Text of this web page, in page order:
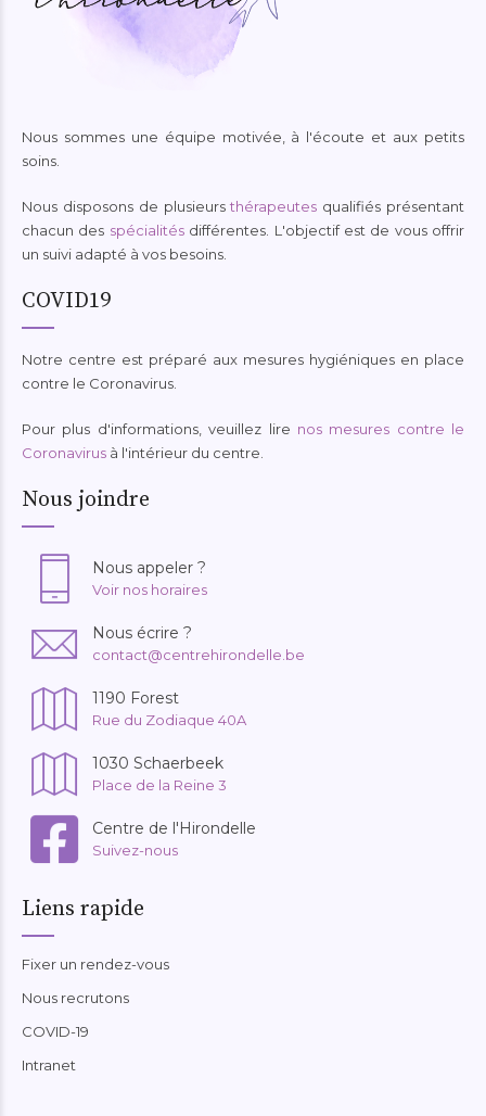
Nous sommes une équipe motivée, à l'écoute et aux petits
soins.
Nous disposons de plusieursthérapeutes qualifiés présentant
chacun des spécialitésdifférentes. L'objectif est de vous offrir
un suivi adapté à vos besoins.
COVID19
Notre centre est préparé aux mesures hygiéniques en place
contre le Coronavirus.
Pour plus d'informations, veuillez lire nos mesures contre le
Coronavirus à l'intérieur du centre.
Nous joindre
Nous appeler ?
Voir nos horaires
Nous écrire ?
contact@centrehirondelle.be
1190 Forest
Rue du Zodiaque 40A
1030 Schaerbeek
Place de la Reine 3
Centre de l'Hirondelle
Suivez-nous
Liens rapide
Fixer un rendez-vous
Nous recrutons
COVID-19
Intranet